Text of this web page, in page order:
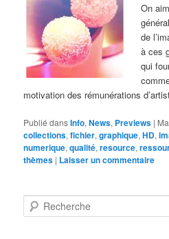
On
de
à ces
qui
motivation des rémunérations
Publié dansInfo,News, Previews |
collections,fichier,graphique,HD,
numerique,qualité,resource,
thèmes | Laisser un commentaire
e